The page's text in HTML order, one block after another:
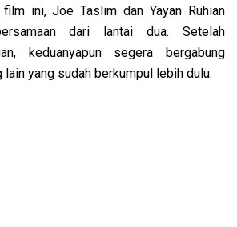
ini, Joe Taslim dan Yayan Ruhian
dari lantai dua. Setelah
keduanyapun segera bergabung
lain yang sudah berkumpul lebih dulu.